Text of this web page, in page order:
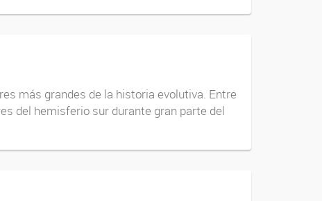
más grandes de la historia evolutiva. Entre
del hemisferio sur durante gran parte del